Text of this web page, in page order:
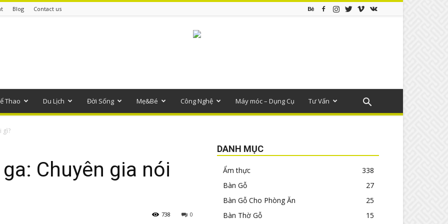
Blog Contact us
Thao Du Lịch Đời Sống Mẹ&Bé Công Nghệ Máy móc – Dụng Cụ Tư Vấn
gì?
Chuyên gia nói
0
738
DANH MỤC
Ẩm thực
338
Bàn Gỗ
27
Bàn Gỗ Cho Phòng Ăn
25
Bàn Thờ Gỗ
15